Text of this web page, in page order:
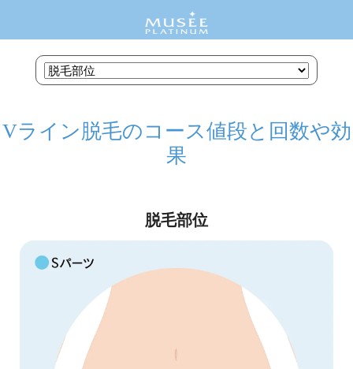
Vライン脱毛のコース値段と回数や効
果
脱毛部位